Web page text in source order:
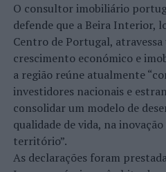
O consultor imobiliário
defende que a Beira Interior,
Centro de Portugal,
crescimento económico e
a região reúne atualmente
investidores nacionais e
consolidar um modelo de
qualidade de vida, na
território”.
As declarações foram